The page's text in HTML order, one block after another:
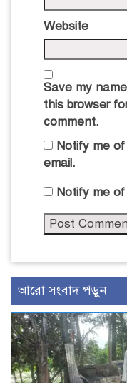
Website
Save my
this browser
comment.
Notify me
email.
Notify me
আরো সংবাদ পড়ুন